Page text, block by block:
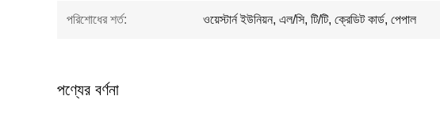
পরিশোধের শর্ত: ওয়েস্টার্ন ইউনিয়ন, এল/সি, টি/টি, ক্রেডিট কার্ড, পেপাল
পণ্যের বর্ণনা